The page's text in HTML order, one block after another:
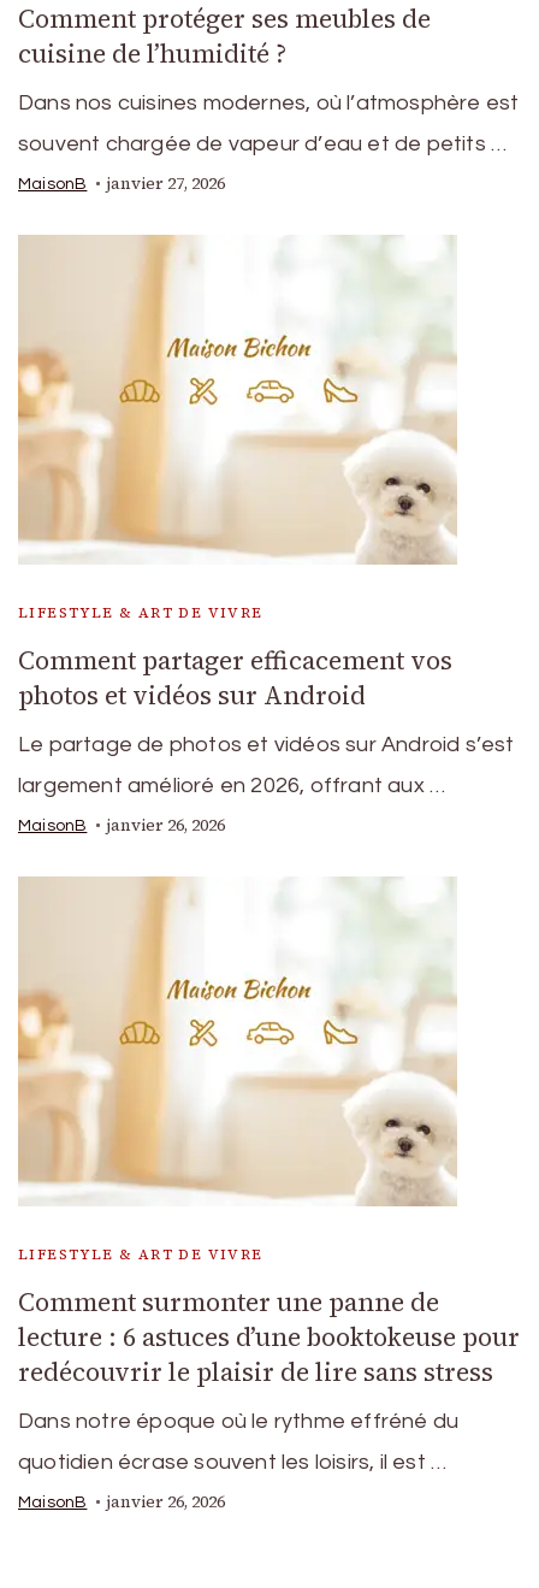
Comment protéger ses meubles de
cuisine de l’humidité ?
Dans nos cuisines modernes, où l’atmosphère est
souvent chargée de vapeur d’eau et de petits …
MaisonB janvier 27, 2026
LIFESTYLE & ART DE VIVRE
Comment partager efficacement vos
photos et vidéos sur Android
Le partage de photos et vidéos sur Android s’est
largement amélioré en 2026, offrant aux …
MaisonB janvier 26, 2026
LIFESTYLE & ART DE VIVRE
Comment surmonter une panne de
lecture : 6 astuces d’une booktokeuse pour
redécouvrir le plaisir de lire sans stress
Dans notre époque où le rythme effréné du
quotidien écrase souvent les loisirs, il est …
MaisonB janvier 26, 2026